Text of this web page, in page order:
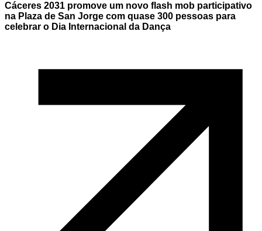
Cáceres 2031 promove um novo flash mob participativo
na Plaza de San Jorge com quase 300 pessoas para
celebrar o Dia Internacional da Dança